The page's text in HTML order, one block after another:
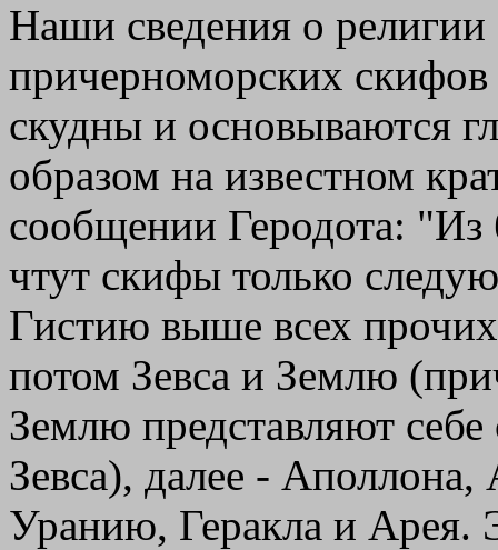
Наши сведения о религии
причерноморских скифов
скудны и основываются
образом на известном
сообщении Геродота: "Из
чтут скифы только
Гистию выше всех
потом Зевса и Землю
Землю представляют себе
Зевса), далее - Аполлона,
Уранию, Геракла и Арея.